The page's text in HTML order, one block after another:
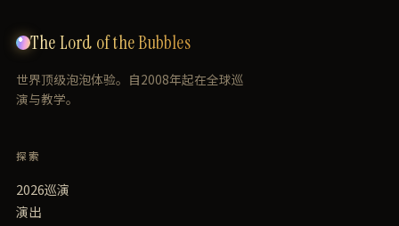
The Lord of the Bubbles
世界顶级泡泡体验。自2008年起在全球巡
演与教学。
探索
2026巡演
演出